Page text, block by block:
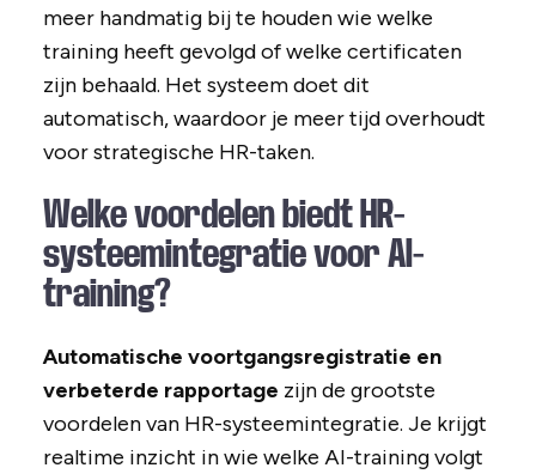
meer handmatig bij te houden wie welke
training heeft gevolgd of welke certificaten
zijn behaald. Het systeem doet dit
automatisch, waardoor je meer tijd overhoudt
voor strategische HR-taken.
Welke voordelen biedt HR-
systeemintegratie voor AI-
training?
Automatische voortgangsregistratie en
verbeterde rapportage zijn de grootste
voordelen van HR-systeemintegratie. Je krijgt
realtime inzicht in wie welke AI-training volgt